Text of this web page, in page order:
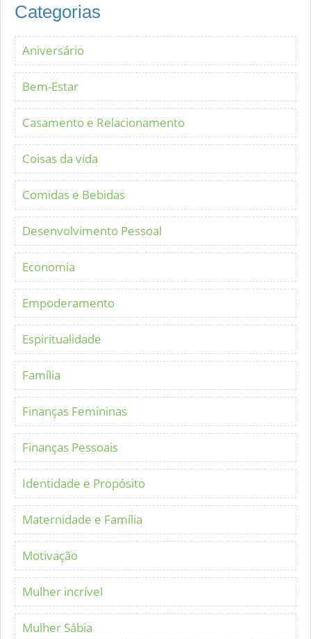
Categorias
Aniversário
Bem-Estar
Casamento e Relacionamento
Coisas da vida
Comidas e Bebidas
Desenvolvimento Pessoal
Economia
Empoderamento
Espiritualidade
Família
Finanças Femininas
Finanças Pessoais
Identidade e Propósito
Maternidade e Família
Motivação
Mulher incrível
Mulher Sábia